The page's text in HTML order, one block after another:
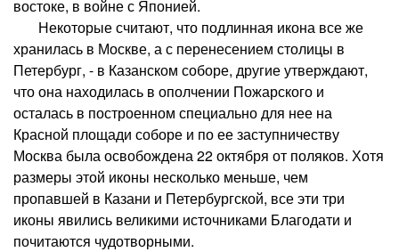
востоке, в войне с Японией.
Некоторые считают, что подлинная икона все же
хранилась в Москве, а с перенесением столицы в
Петербург, - в Казанском соборе, другие утверждают,
что она находилась в ополчении Пожарского и
осталась в построенном специально для нее на
Красной площади соборе и по ее заступничеству
Москва была освобождена 22 октября от поляков. Хотя
размеры этой иконы несколько меньше, чем
пропавшей в Казани и Петербургской, все эти три
иконы явились великими источниками Благодати и
почитаются чудотворными.